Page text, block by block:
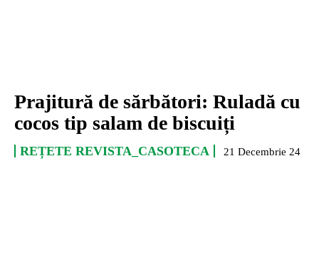
Prajitură de sărbători: Ruladă cu
cocos tip salam de biscuiți
REȚETE REVISTA_CASOTECA 21 Decembrie 24